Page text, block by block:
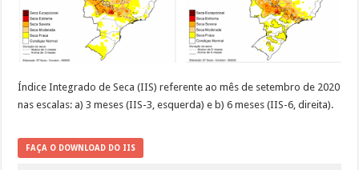
Índice Integrado de Seca (IIS) referente ao mês de setembro de 2020
nas escalas: a) 3 meses (IIS-3, esquerda) e b) 6 meses (IIS-6, direita).
FAÇA O DOWNLOAD DO IIS